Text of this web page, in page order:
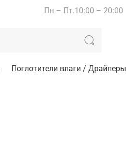
Пн – Пт.10:00 – 20:00
Поглотители влаги / Драйперы